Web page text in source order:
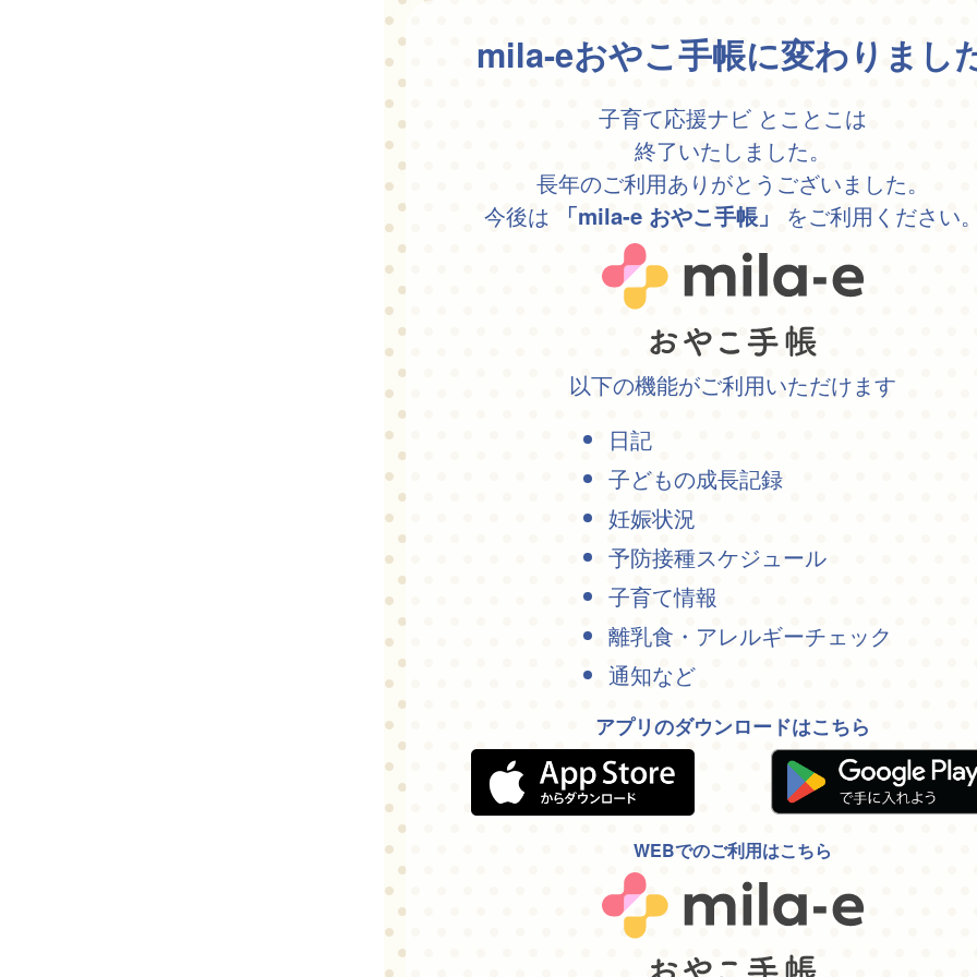
mila-eおやこ手帳に変わりまし
子育て応援ナビ とことこは
終了いたしました。
長年のご利用ありがとうございました。
今後は
「mila-e おやこ手帳」 をご利用ください
以下の機能がご利用いただけます
日記
子どもの成長記録
妊娠状況
予防接種スケジュール
子育て情報
離乳食・アレルギーチェック
通知など
アプリのダウンロードはこちら
WEBでのご利用はこちら